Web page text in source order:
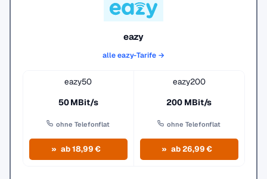
eazy
alle eazy-Tarife →
eazy50
50 MBit/s
ohne Telefonflat
ab 18,99 €
eazy200
200 MBit/s
ohne Telefonflat
ab 26,99 €